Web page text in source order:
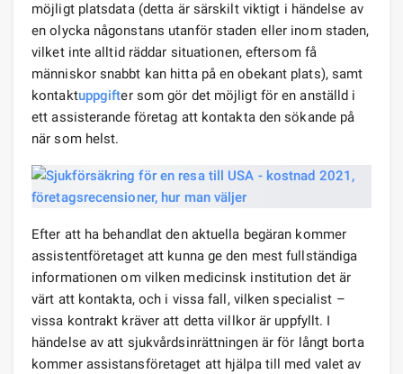
möjligt platsdata (detta är särskilt viktigt i händelse av
en olycka någonstans utanför staden eller inom staden,
vilket inte alltid räddar situationen, eftersom få
människor snabbt kan hitta på en obekant plats), samt
kontaktuppgifter som gör det möjligt för en anställd i
ett assisterande företag att kontakta den sökande på
när som helst.
Efter att ha behandlat den aktuella begäran kommer
assistentföretaget att kunna ge den mest fullständiga
informationen om vilken medicinsk institution det är
värt att kontakta, och i vissa fall, vilken specialist –
vissa kontrakt kräver att detta villkor är uppfyllt. I
händelse av att sjukvårdsinrättningen är för långt borta
kommer assistansföretaget att hjälpa till med valet av